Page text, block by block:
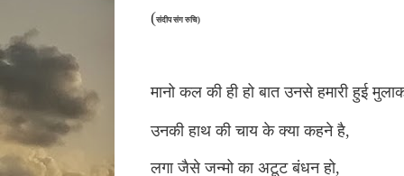
(संदीप संग रुचि‍‍‍‍‍‍)
मानोकल की ही हो बात उनसे हमारी हुई
उनकी हाथ की चाय के क्या कहने है,
लगा जैसे जन्मो का अटूट बंधन हो,